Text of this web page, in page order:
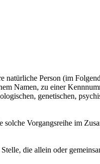
Person (im
Namen, zu einer
genetischen,
Vorgangsreihe im
die allein oder